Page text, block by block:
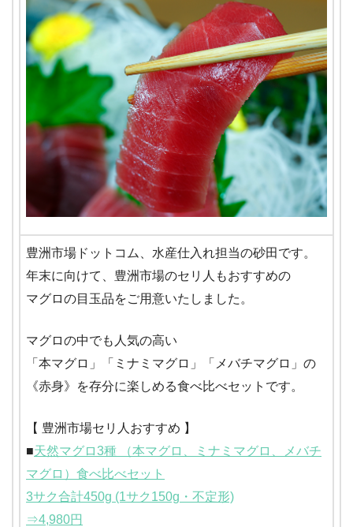
豊洲市場ドットコム、水産仕入れ担当の砂田です。
年末に向けて、豊洲市場のセリ人もおすすめの
マグロの目玉品をご用意いたしました。
マグロの中でも人気の高い
「本マグロ」「ミナミマグロ」「メバチマグロ」の
《赤身》を存分に楽しめる食べ比べセットです。
【 豊洲市場セリ人おすすめ 】
■天然マグロ3種 （本マグロ、ミナミマグロ、メバチ
マグロ）食べ比べセット
3サク合計450g (1サク150g・不定形)
⇒4,980円